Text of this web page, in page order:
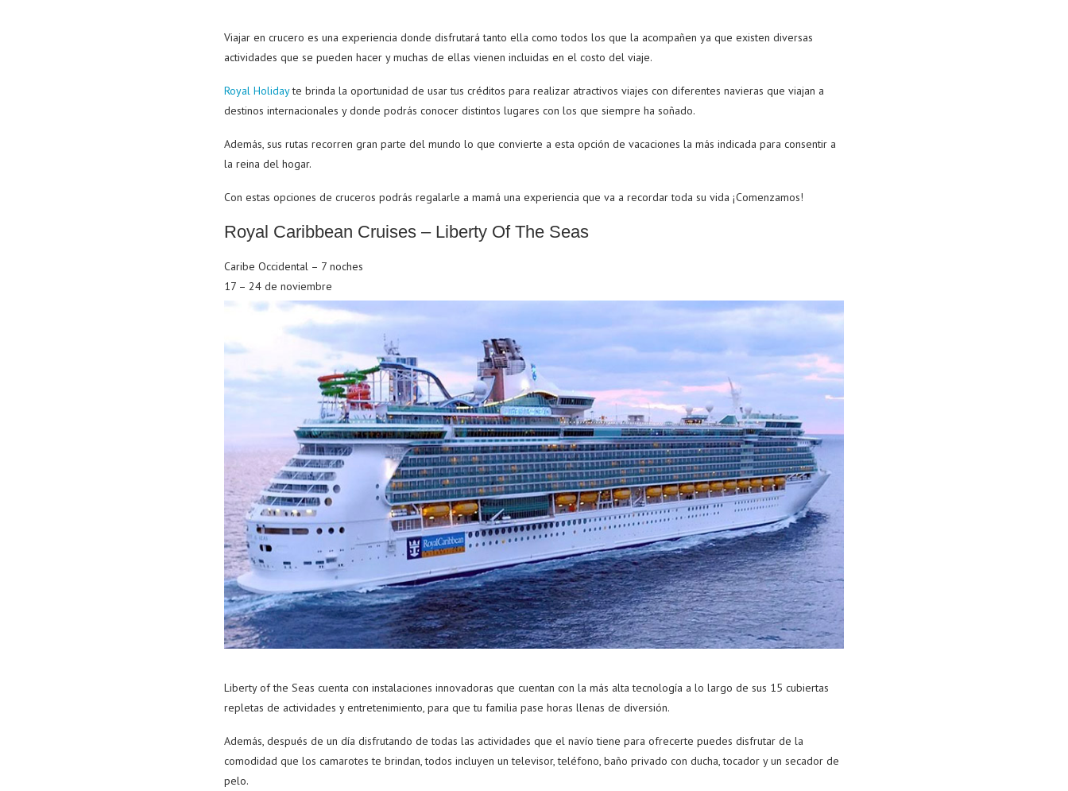
Viajar en crucero es una experiencia donde disfrutará tanto ella como todos los que la acompañen ya que existen diversas
actividades que se pueden hacer y muchas de ellas vienen incluidas en el costo del viaje.
Royal Holidayte brinda la oportunidad de usar tus créditos para realizar atractivos viajes con diferentes navieras que viajan a
destinos internacionales y donde podrás conocer distintos lugares con los que siempre ha soñado.
Además, sus rutas recorren gran parte del mundo lo que convierte a esta opción de vacaciones la más indicada para consentir a
la reina del hogar.
Con estas opciones de cruceros podrás regalarle a mamá una experiencia que va a recordar toda su vida ¡Comenzamos!
Royal Caribbean Cruises – Liberty Of The Seas
Caribe Occidental – 7 noches
17 – 24 de noviembre
Liberty of the Seas cuenta con instalaciones innovadoras que cuentan con la más alta tecnología a lo largo de sus 15 cubiertas
repletas de actividades y entretenimiento, para que tu familia pase horas llenas de diversión.
Además, después de un día disfrutando de todas las actividades que el navío tiene para ofrecerte puedes disfrutar de la
comodidad que los camarotes te brindan, todos incluyen un televisor, teléfono, baño privado con ducha, tocador y un secador de
pelo.